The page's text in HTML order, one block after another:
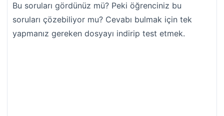
Bu soruları gördünüz mü? Peki öğrenciniz bu
soruları çözebiliyor mu? Cevabı bulmak için tek
yapmanız gereken dosyayı indirip test etmek.